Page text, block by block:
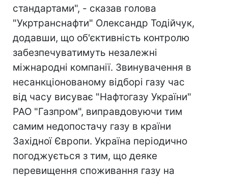
стандартами", - сказав голова
"Укртранснафти" Олександр Тодійчук,
додавши, що об'єктивність контролю
забезпечуватимуть незалежні
міжнародні компанії. Звинувачення в
несанкціонованому відборі газу час
від часу висуває "Нафтогазу України"
РАО "Газпром", виправдовуючи тим
самим недопостачу газу в країни
Західної Європи. Україна періодично
погоджується з тим, що деяке
перевищення споживання газу на